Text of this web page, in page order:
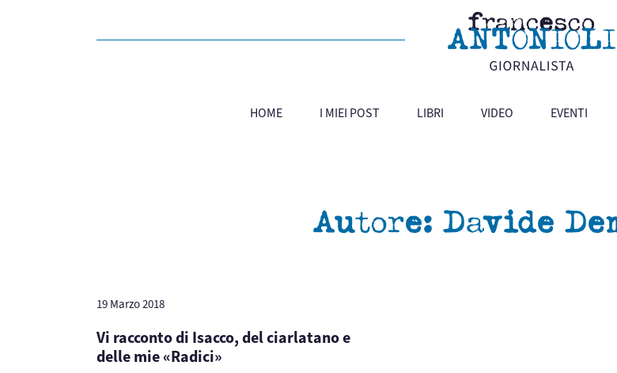
HOME I MIEI POST LIBRI VIDEO EVENTI
Autore: Davide
19 Marzo 2018
Vi racconto di Isacco, del ciarlatano e
delle mie «Radici»